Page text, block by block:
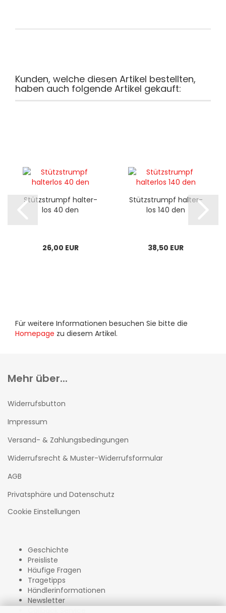
Kunden, welche diesen Artikel bestellten,
haben auch folgende Artikel gekauft:
Stütz­strumpf hal­ter­
los 40 den
26,00 EUR
Stütz­strumpf hal­ter­
los 140 den
38,50 EUR
Für weitere Informationen besuchen Sie bitte die
Homepage zu diesem Artikel.
Mehr über...
Widerrufsbutton
Impressum
Versand- & Zahlungsbedingungen
Widerrufsrecht & Muster-Widerrufsformular
AGB
Privatsphäre und Datenschutz
Cookie Einstellungen
Geschichte
Preisliste
Häufige Fragen
Tragetipps
Händlerinformationen
Newsletter